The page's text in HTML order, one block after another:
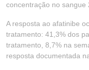
concentração no sangue
A resposta ao afatinibe
tratamento: 41,3% dos
tratamento, 8,7% na
resposta documentada